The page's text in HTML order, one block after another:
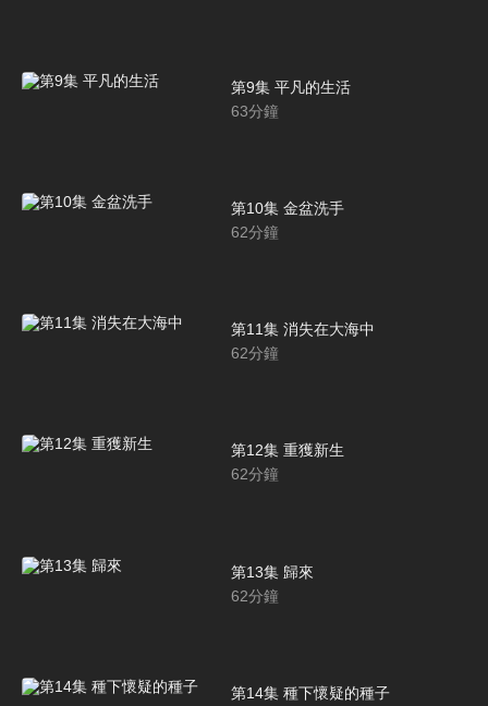
第9集 平凡的生活
63分鐘
第10集 金盆洗手
62分鐘
第11集 消失在大海中
62分鐘
第12集 重獲新生
62分鐘
第13集 歸來
62分鐘
第14集 種下懷疑的種子